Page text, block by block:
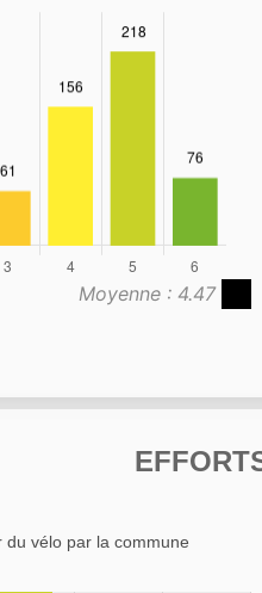
Moyenne : 4.47
vélo par la commune